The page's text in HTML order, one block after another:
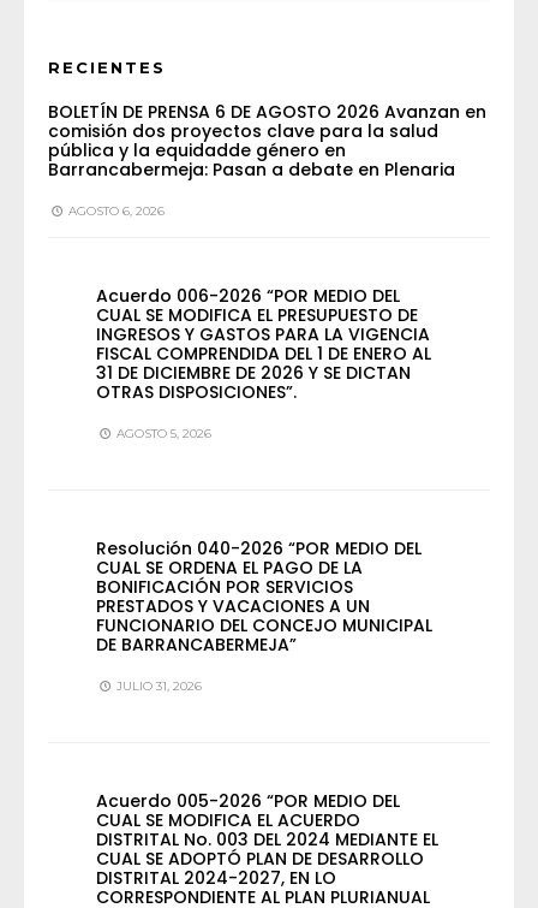
RECIENTES
BOLETÍN DE PRENSA 6 DE AGOSTO 2026 Avanzan en
comisión dos proyectos clave para la salud
pública y la equidadde género en
Barrancabermeja: Pasan a debate en Plenaria
AGOSTO 6, 2026
Acuerdo 006-2026 “POR MEDIO DEL
CUAL SE MODIFICA EL PRESUPUESTO DE
INGRESOS Y GASTOS PARA LA VIGENCIA
FISCAL COMPRENDIDA DEL 1 DE ENERO AL
31 DE DICIEMBRE DE 2026 Y SE DICTAN
OTRAS DISPOSICIONES”.
AGOSTO 5, 2026
Resolución 040-2026 “POR MEDIO DEL
CUAL SE ORDENA EL PAGO DE LA
BONIFICACIÓN POR SERVICIOS
PRESTADOS Y VACACIONES A UN
FUNCIONARIO DEL CONCEJO MUNICIPAL
DE BARRANCABERMEJA”
JULIO 31, 2026
Acuerdo 005-2026 “POR MEDIO DEL
CUAL SE MODIFICA EL ACUERDO
DISTRITAL No. 003 DEL 2024 MEDIANTE EL
CUAL SE ADOPTÓ PLAN DE DESARROLLO
DISTRITAL 2024-2027, EN LO
CORRESPONDIENTE AL PLAN PLURIANUAL